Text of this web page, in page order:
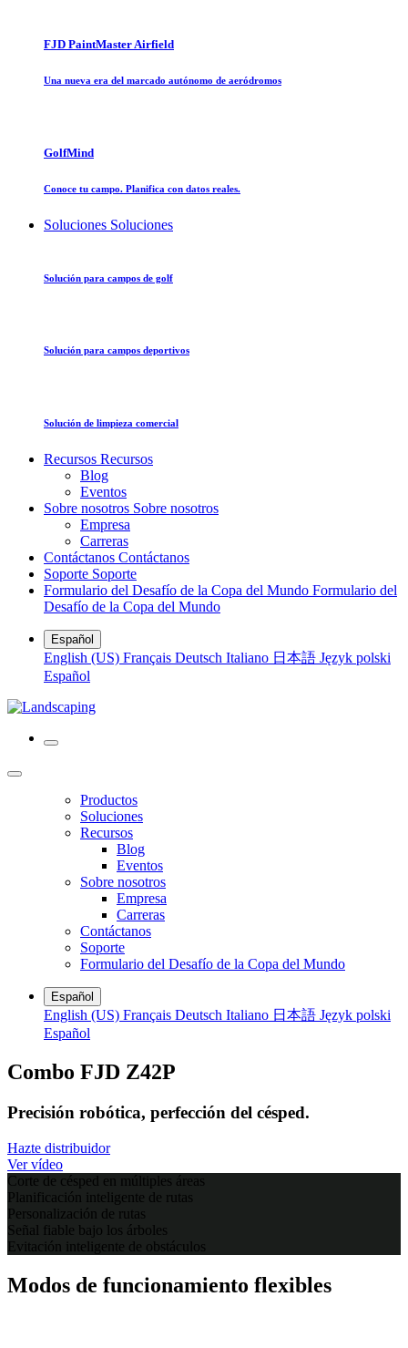
FJD PaintMaster Airfield
Una nueva era del marcado autónomo de aeródromos
GolfMind
Conoce tu campo. Planifica con datos reales.
Soluciones Soluciones
Solución para campos de golf
Solución para campos deportivos
Solución de limpieza comercial
Recursos Recursos
Blog
Eventos
Sobre nosotros Sobre nosotros
Empresa
Carreras
Contáctanos Contáctanos
Soporte Soporte
Formulario del Desafío de la Copa del Mundo Formulario del
Desafío de la Copa del Mundo
Español
English (US) Français Deutsch Italiano 日本語 Język polski
Español
Productos
Soluciones
Recursos
Blog
Eventos
Sobre nosotros
Empresa
Carreras
Contáctanos
Soporte
Formulario del Desafío de la Copa del Mundo
Español
English (US) Français Deutsch Italiano 日本語 Język polski
Español
Combo FJD Z42P
Precisión robótica, perfección del césped.
Hazte distribuidor
Ver vídeo
Corte de césped en múltiples áreas
Planificación inteligente de rutas
Personalización de rutas
Señal fiable bajo los árboles
Evitación inteligente de obstáculos
Modos de funcionamiento flexibles